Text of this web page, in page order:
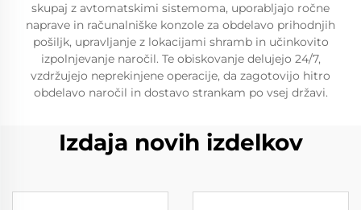
skupaj z avtomatskimi sistemoma, uporabljajo ročne
naprave in računalniške konzole za obdelavo prihodnjih
pošiljk, upravljanje z lokacijami shramb in učinkovito
izpolnjevanje naročil. Te obiskovanje delujejo 24/7,
vzdržujejo neprekinjene operacije, da zagotovijo hitro
obdelavo naročil in dostavo strankam po vsej državi.
Izdaja novih izdelkov